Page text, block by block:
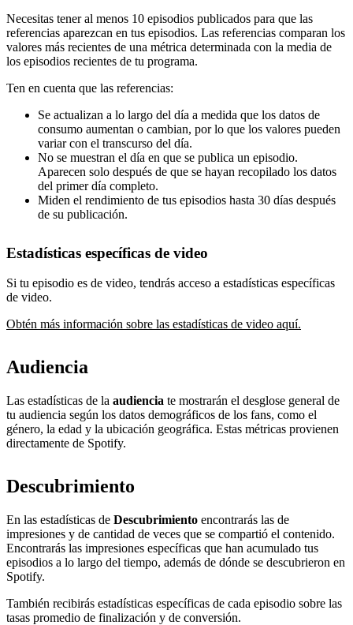
Necesitas tener al menos 10 episodios publicados para que las
referencias aparezcan en tus episodios. Las referencias comparan los
valores más recientes de una métrica determinada con la media de
los episodios recientes de tu programa.
Ten en cuenta que las referencias:
Se actualizan a lo largo del día a medida que los datos de
consumo aumentan o cambian, por lo que los valores pueden
variar con el transcurso del día.
No se muestran el día en que se publica un episodio.
Aparecen solo después de que se hayan recopilado los datos
del primer día completo.
Miden el rendimiento de tus episodios hasta 30 días después
de su publicación.
Estadísticas específicas de video
Si tu episodio es de video, tendrás acceso a estadísticas específicas
de video.
Obtén más información sobre las estadísticas de video aquí.
Audiencia
Las estadísticas de la audiencia te mostrarán el desglose general de
tu audiencia según los datos demográficos de los fans, como el
género, la edad y la ubicación geográfica. Estas métricas provienen
directamente de Spotify.
Descubrimiento
En las estadísticas de Descubrimiento encontrarás las de
impresiones y de cantidad de veces que se compartió el contenido.
Encontrarás las impresiones específicas que han acumulado tus
episodios a lo largo del tiempo, además de dónde se descubrieron en
Spotify.
También recibirás estadísticas específicas de cada episodio sobre las
tasas promedio de finalización y de conversión.